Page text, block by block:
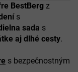
BestBerg z
s
sada s
aj dlhé cesty.
s bezpečnostným